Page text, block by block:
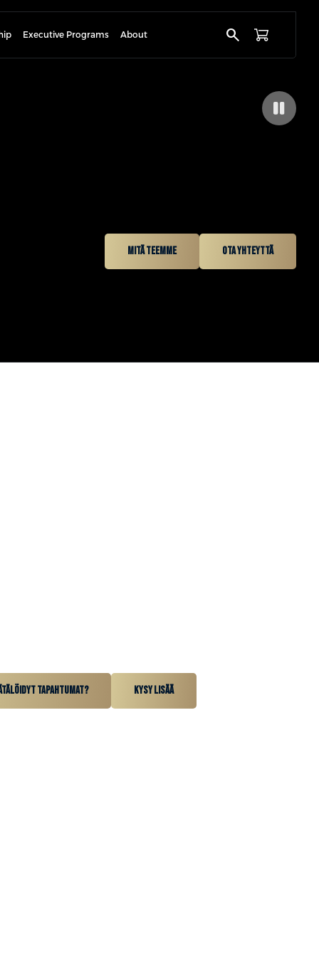
Executive Programs About search
Mitä teemme Ota yhteyttä
tapahtumat? Kysy lisää